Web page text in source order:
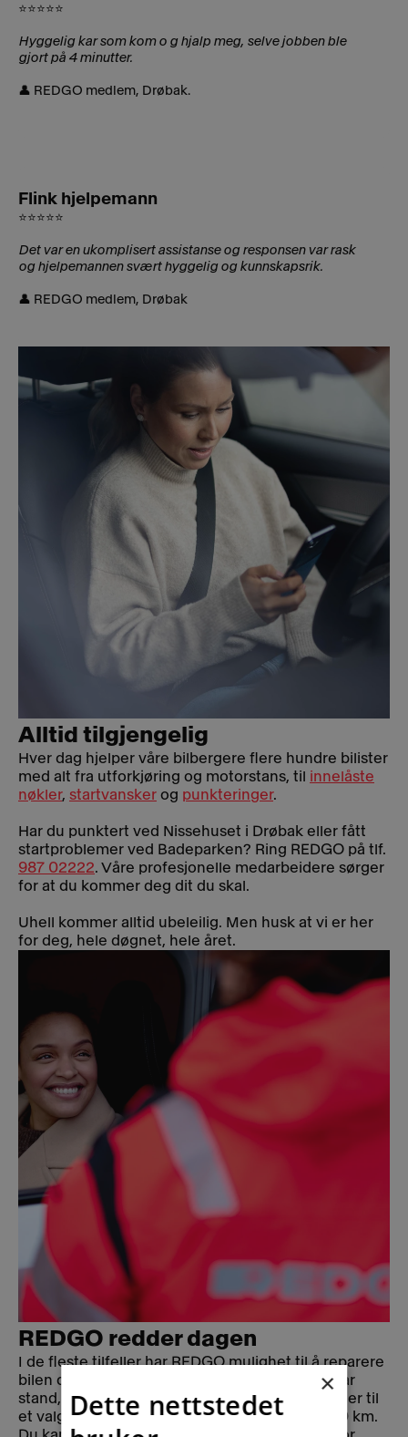
⭐⭐⭐⭐⭐
Hyggelig kar som kom o g hjalp meg, selve jobben ble
gjort på 4 minutter.
👤 REDGO medlem, Drøbak.
Flink hjelpemann
⭐⭐⭐⭐⭐
Det var en ukomplisert assistanse og responsen var rask
og hjelpemannen svært hyggelig og kunnskapsrik.
👤 REDGO medlem, Drøbak
Alltid tilgjengelig
Hver dag hjelper våre bilbergere flere hundre bilister
med alt fra utforkjøring og motorstans, til innelåste
nøkler, startvansker og punkteringer.
Har du punktert ved Nissehuset i Drøbak eller fått
startproblemer ved Badeparken? Ring REDGO på tlf.
987 02222. Våre profesjonelle medarbeidere sørger
for at du kommer deg dit du skal.
Uhell kommer alltid ubeleilig. Men husk at vi er her
for deg, hele døgnet, hele året.
REDGO redder dagen
I de fleste tilfeller har REDGO mulighet til å reparere
bilen din på stedet. Hvis vi ikke får bilen i kjørbar
stand, frakter vi bilen til nærmeste verksted, eller til
et valgfritt verksted innenfor en distanse på 30 km.
×
Dette nettstedet